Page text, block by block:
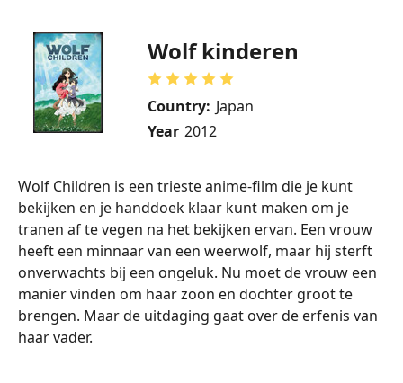
Wolf kinderen
Country: Japan
Year 2012
Wolf Children is een trieste anime-film die je kunt
bekijken en je handdoek klaar kunt maken om je
tranen af te vegen na het bekijken ervan. Een vrouw
heeft een minnaar van een weerwolf, maar hij sterft
onverwachts bij een ongeluk. Nu moet de vrouw een
manier vinden om haar zoon en dochter groot te
brengen. Maar de uitdaging gaat over de erfenis van
haar vader.